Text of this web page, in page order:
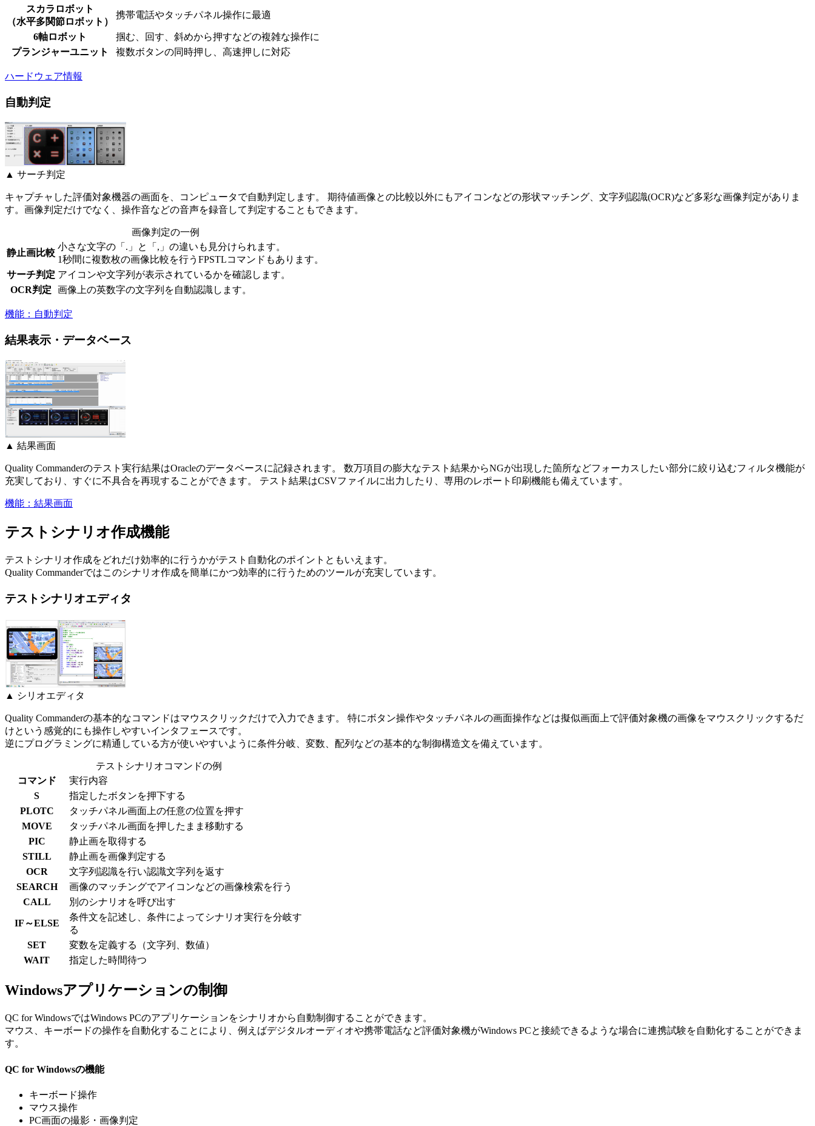
スカラロボット
（水平多関節ロボット）
携帯電話やタッチパネル操作に最適
6軸ロボット
掴む、回す、斜めから押すなどの複雑な操作に
プランジャーユニット
複数ボタンの同時押し、高速押しに対応
ハードウェア情報
自動判定
▲ サーチ判定
キャプチャした評価対象機器の画面を、コンピュータで自動判定します。 期待値画像との比較以外にもアイコンなどの形状マッチング、文字列認識(OCR)など多彩な画像判定がありま
す。画像判定だけでなく、操作音などの音声を録音して判定することもできます。
画像判定の一例
静止画比較
小さな文字の「.」と「,」の違いも見分けられます。
1秒間に複数枚の画像比較を行うFPSTLコマンドもあります。
サーチ判定 アイコンや文字列が表示されているかを確認します。
OCR判定
画像上の英数字の文字列を自動認識します。
機能：自動判定
結果表示・データベース
▲ 結果画面
Quality Commanderのテスト実行結果はOracleのデータベースに記録されます。 数万項目の膨大なテスト結果からNGが出現した箇所などフォーカスしたい部分に絞り込むフィルタ機能が
充実しており、すぐに不具合を再現することができます。 テスト結果はCSVファイルに出力したり、専用のレポート印刷機能も備えています。
機能：結果画面
テストシナリオ作成機能
テストシナリオ作成をどれだけ効率的に行うかがテスト自動化のポイントともいえます。
Quality Commanderではこのシナリオ作成を簡単にかつ効率的に行うためのツールが充実しています。
テストシナリオエディタ
▲ シリオエディタ
Quality Commanderの基本的なコマンドはマウスクリックだけで入力できます。 特にボタン操作やタッチパネルの画面操作などは擬似画面上で評価対象機の画像をマウスクリックするだ
けという感覚的にも操作しやすいインタフェースです。
逆にプログラミングに精通している方が使いやすいように条件分岐、変数、配列などの基本的な制御構造文を備えています。
テストシナリオコマンドの例
コマンド
実行内容
S
指定したボタンを押下する
PLOTC
タッチパネル画面上の任意の位置を押す
MOVE
タッチパネル画面を押したまま移動する
PIC
静止画を取得する
STILL
静止画を画像判定する
OCR
文字列認識を行い認識文字列を返す
SEARCH
画像のマッチングでアイコンなどの画像検索を行う
CALL
別のシナリオを呼び出す
IF～ELSE
条件文を記述し、条件によってシナリオ実行を分岐す
る
SET
変数を定義する（文字列、数値）
WAIT
指定した時間待つ
Windowsアプリケーションの制御
QC for WindowsではWindows PCのアプリケーションをシナリオから自動制御することができます。
マウス、キーボードの操作を自動化することにより、例えばデジタルオーディオや携帯電話など評価対象機がWindows PCと接続できるような場合に連携試験を自動化することができま
す。
QC for Windowsの機能
キーボード操作
マウス操作
PC画面の撮影・画像判定